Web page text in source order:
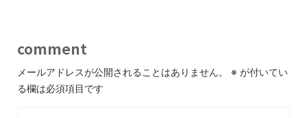
comment
メールアドレスが公開されることはありません。 ※ が付いてい
る欄は必須項目です